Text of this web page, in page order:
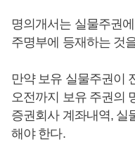
명의개서는 실물주권
주명부에 등재하는 것
만약 보유 실물주권이
오전까지 보유 주권의
증권회사 계좌내역, 실
해야 한다.